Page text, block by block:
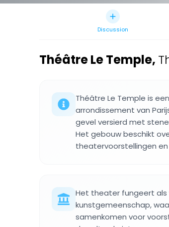
Discussion
Théâtre Le Temple,
Théâtre Le Temple is
arrondissement van
gevel versierd met
Het gebouw beschikt
theatervoorstellingen
Het theater fungeert als
kunstgemeenschap,
samenkomen voor